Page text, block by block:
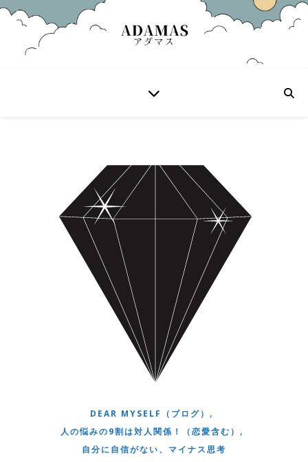
DEAR MYSELF（ブログ） ,
人の悩みの9割は対人関係！（恋愛含む） ,
自分に自信がない、マイナス思考